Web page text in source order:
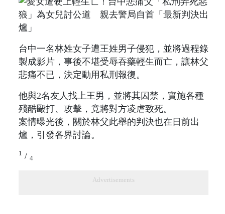
台中一名林姓女子遭王姓男子侵犯，並將過程錄
製成影片，事後不堪受辱吞藥輕生而亡，讓林父
悲痛不已，決定動用私刑報復。
他與2名友人找上王男，並將其囚禁，實施各種
殘酷毆打、攻擊，竟將對方凌虐致死。
案情曝光後，關於林父此舉的判決也在日前出
爐，引發各界討論。
1 / 4
Advertisements